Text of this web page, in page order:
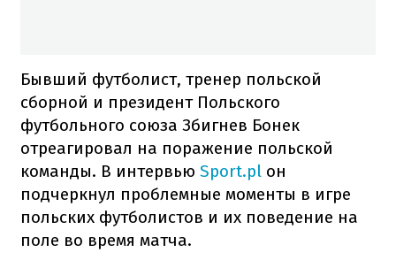
Бывший футболист, тренер польской
сборной и президент Польского
футбольного союза Збигнев Бонек
отреагировал на поражение польской
команды. В интервью Sport.pl он
подчеркнул проблемные моменты в игре
польских футболистов и их поведение на
поле во время матча.